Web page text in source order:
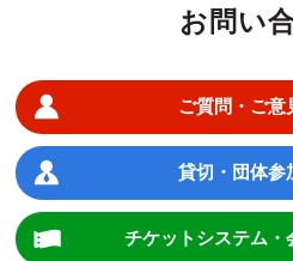
お問い
ご質問・ご意
貸切・団体参
チケットシステム・